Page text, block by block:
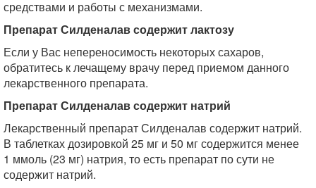
средствами и работы с механизмами.
Препарат Силденалав содержит лактозу
Если у Вас непереносимость некоторых сахаров,
обратитесь к лечащему врачу перед приемом данного
лекарственного препарата.
Препарат Силденалав содержит натрий
Лекарственный препарат Силденалав содержит натрий.
В таблетках дозировкой 25 мг и 50 мг содержится менее
1 ммоль (23 мг) натрия, то есть препарат по сути не
содержит натрий.